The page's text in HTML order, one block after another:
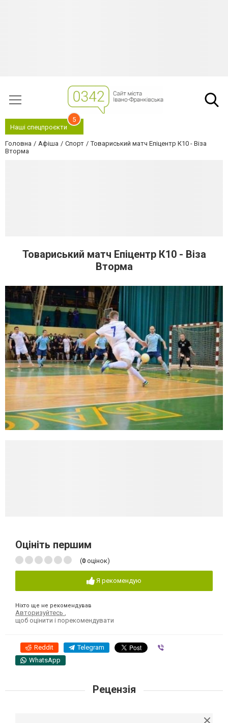
Наші спецпроєкти
5
Головна Афіша Спорт
Товариський матч Епіцентр К10 - Віза
Вторма
Товариський матч Епіцентр К10 - Віза
Вторма
Оцініть першим
(0 оцінок)
Я рекомендую
Ніхто ще не рекомендував
Авторизуйтесь ,
щоб оцінити і порекомендувати
Reddit Telegram
WhatsApp
Рецензія